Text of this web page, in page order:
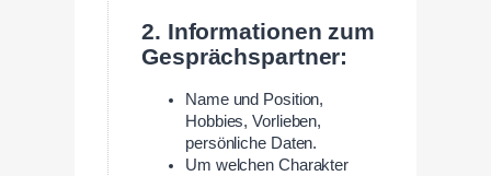
2. Informationen zum
Gesprächspartner:
Name und Position,
Hobbies, Vorlieben,
persönliche Daten.
Um welchen Charakter